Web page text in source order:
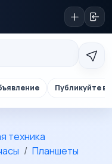
Публикуйте в
техника
Планшеты